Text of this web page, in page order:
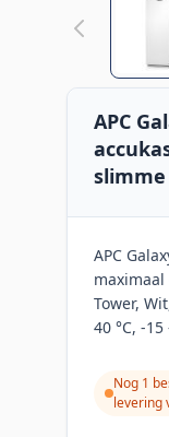
APC
APC
Tower,
40 °C, -15
Nog 1
levering